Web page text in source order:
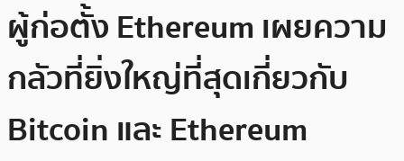
ผู้ก่อตั้ง Ethereum เผยความ
กลัวที่ยิ่งใหญ่ที่สุดเกี่ยวกับ
Bitcoin และ Ethereum